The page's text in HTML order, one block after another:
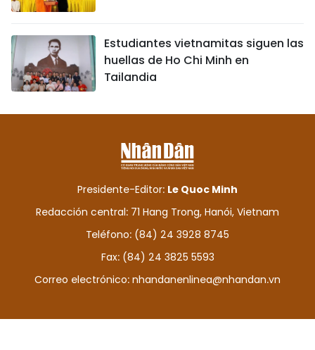
Estudiantes vietnamitas siguen las
huellas de Ho Chi Minh en
Tailandia
Presidente-Editor: Le Quoc Minh
Redacción central: 71 Hang Trong, Hanói, Vietnam
Teléfono: (84) 24 3928 8745
Fax: (84) 24 3825 5593
Correo electrónico: nhandanenlinea@nhandan.vn